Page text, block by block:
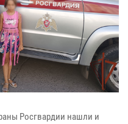
Росгвардии нашли и